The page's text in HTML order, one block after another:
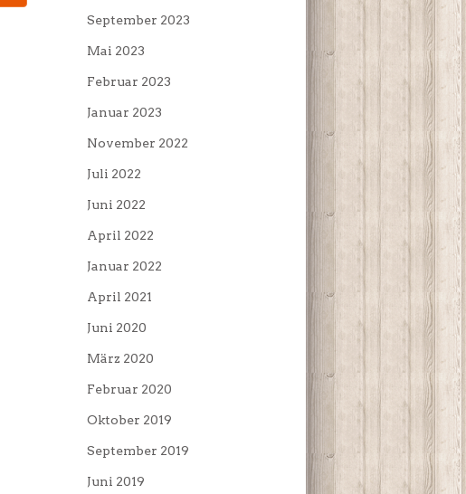
September 2023
Mai 2023
Februar 2023
Januar 2023
November 2022
Juli 2022
Juni 2022
April 2022
Januar 2022
April 2021
Juni 2020
März 2020
Februar 2020
Oktober 2019
September 2019
Juni 2019